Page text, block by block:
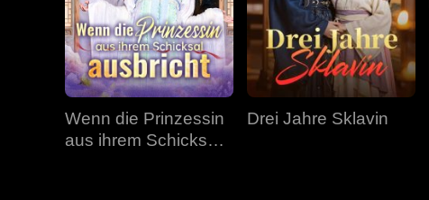
Wenn die Prinzessin
aus ihrem Schicksal
Drei Jahre Sklavin